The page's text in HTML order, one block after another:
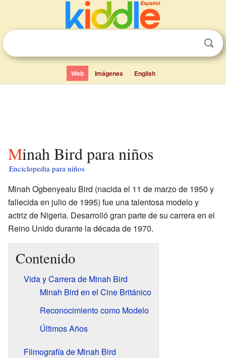
Web Imágenes English
Minah Bird para niños
Enciclopedia para niños
Minah Ogbenyealu Bird (nacida el 11 de marzo de 1950 y
fallecida en julio de 1995) fue una talentosa modelo y
actriz de Nigeria. Desarrolló gran parte de su carrera en el
Reino Unido durante la década de 1970.
Contenido
Vida y Carrera de Minah Bird
Minah Bird en el Cine Británico
Reconocimiento como Modelo
Últimos Años
Filmografía de Minah Bird